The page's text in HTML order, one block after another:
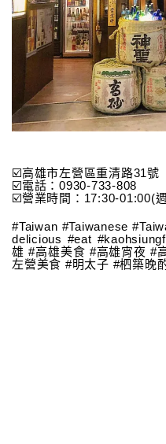
☑️高雄市左營區重清路31號
☑️電話：0930-733-808
☑️營業時間：17:30-01:00(
#Taiwan #Taiwanese
delicious #eat
雄 #高雄美食 #高雄宵夜 #
左營美食 #明太子 #柶築晚